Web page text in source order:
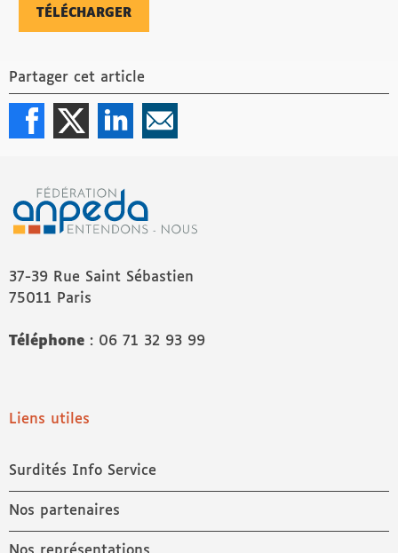
TÉLÉCHARGER
Partager cet article
37-39 Rue Saint Sébastien
75011 Paris
Téléphone : 06 71 32 93 99
Liens utiles
Surdités Info Service
Nos partenaires